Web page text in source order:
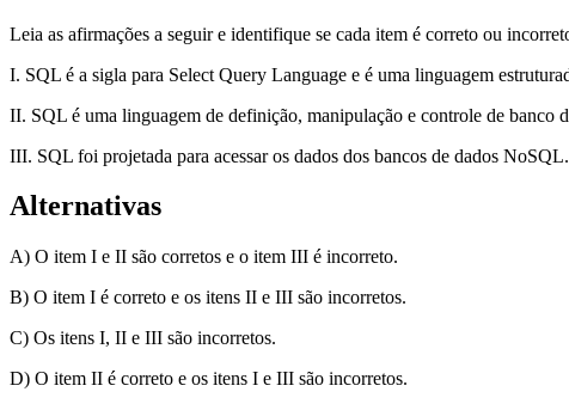
Leia as afirmações a seguir e identifique se cada item é correto ou
I. SQL é a sigla para Select Query Language e é uma linguagem
II. SQL é uma linguagem de definição, manipulação e controle de banco
III. SQL foi projetada para acessar os dados dos bancos de dados NoSQL.
Alternativas
A) O item I e II são corretos e o item III é incorreto.
B) O item I é correto e os itens II e III são incorretos.
C) Os itens I, II e III são incorretos.
D) O item II é correto e os itens I e III são incorretos.